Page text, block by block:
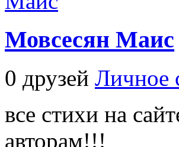
Мовсесян Маис
0 друзей Личное
все стихи на
авторам!!!